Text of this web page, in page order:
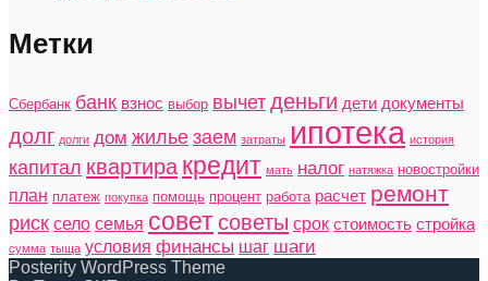
Метки
Сбербанк банк взнос выбор вычет деньги дети документы
долг долги дом жилье заем затраты ипотека история
капитал квартира кредит мать налог натяжка новостройки
план платеж покупка помощь процент работа расчет ремонт
риск село семья советсоветы срок стоимость стройка
сумма тыща условия финансы шаг шаги
Posterity WordPress Theme